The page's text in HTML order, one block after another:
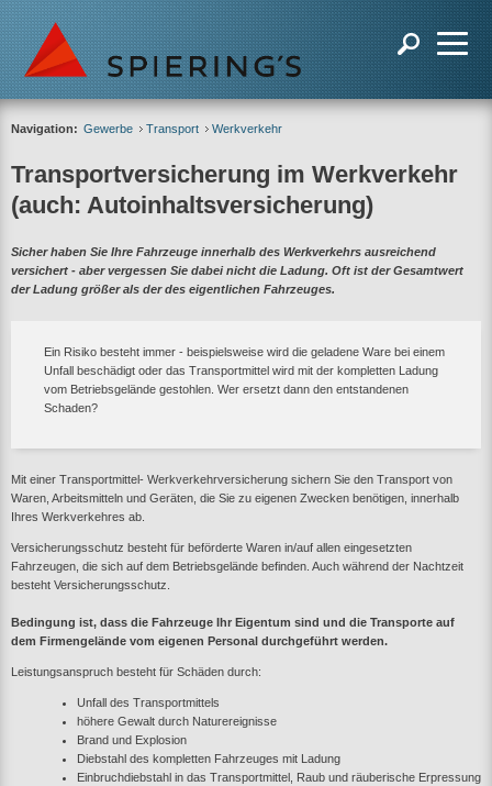
Navigation: Gewerbe Transport Werkverkehr
Transportversicherung im Werkverkehr
(auch: Autoinhaltsversicherung)
Sicher haben Sie Ihre Fahrzeuge innerhalb des Werkverkehrs ausreichend
versichert - aber vergessen Sie dabei nicht die Ladung. Oft ist der Gesamtwert
der Ladung größer als der des eigentlichen Fahrzeuges.
Ein Risiko besteht immer - beispielsweise wird die geladene Ware bei einem
Unfall beschädigt oder das Transportmittel wird mit der kompletten Ladung
vom Betriebsgelände gestohlen. Wer ersetzt dann den entstandenen
Schaden?
Mit einer Transportmittel- Werkverkehrversicherung sichern Sie den Transport von
Waren, Arbeitsmitteln und Geräten, die Sie zu eigenen Zwecken benötigen, innerhalb
Ihres Werkverkehres ab.
Versicherungsschutz besteht für beförderte Waren in/auf allen eingesetzten
Fahrzeugen, die sich auf dem Betriebsgelände befinden. Auch während der Nachtzeit
besteht Versicherungsschutz.
Bedingung ist, dass die Fahrzeuge Ihr Eigentum sind und die Transporte auf
dem Firmengelände vom eigenen Personal durchgeführt werden.
Leistungsanspruch besteht für Schäden durch:
Unfall des Transportmittels
höhere Gewalt durch Naturereignisse
Brand und Explosion
Diebstahl des kompletten Fahrzeuges mit Ladung
Einbruchdiebstahl in das Transportmittel, Raub und räuberische Erpressung